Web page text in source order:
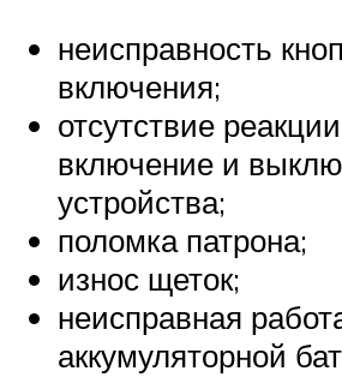
неисправность
включения;
отсутствие
включение и
устройства;
поломка патрона;
износ щеток;
неисправная
аккумуляторной